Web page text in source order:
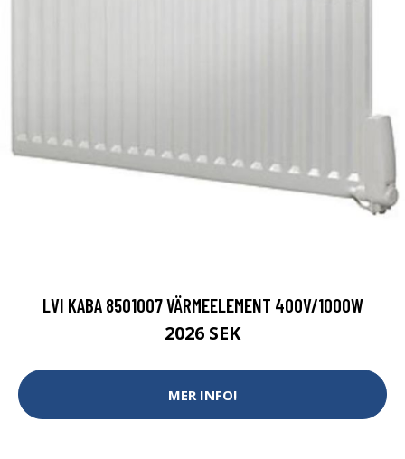
LVI KABA 8501007 VÄRMEELEMENT 400V/1000W
2026 SEK
MER INFO!